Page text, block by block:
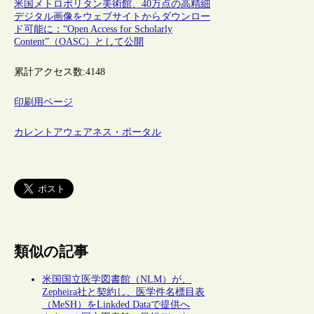
米国メトロポリタン美術館、40万点の高精細
デジタル画像をウェブサイトからダウンロー
ド可能に：“Open Access for Scholarly
Content”（OASC）として公開
累計アクセス数:4148
印刷用ページ
カレントアウェアネス・ポータル
類似の記事
米国国立医学図書館（NLM）が、
Zepheira社と契約し、医学件名標目表
（MeSH）をLinkded Dataで提供へ